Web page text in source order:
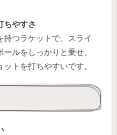
ちやすさ
持つラケットで、スライ
ルをしっかりと乗せ、
トを打ちやすいです。